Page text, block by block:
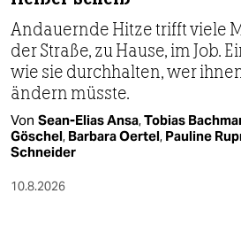
Andauernde Hitze trifft viele
der Straße, zu Hause, im Job.
wie sie durchhalten, wer
ändern müsste.
Von Sean-Elias Ansa,Tobias
Göschel, Barbara Oertel, Pauline
Schneider
10.8.2026